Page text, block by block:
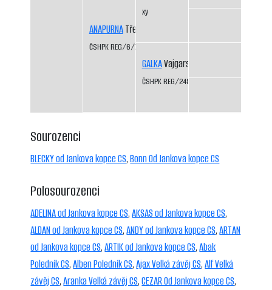
ANAPURNATřeboň-Kopeček CS
ČSHPK REG/6/77
xy
GALKAVajgarské vrchy CS
ČSHPK REG/2484/72
Sourozenci
BLECKY od Jankova kopce CS,Bonn Od Jankova kopce CS
Polosourozenci
ADELINA od Jankova kopce CS,AKSAS od Jankova kopce CS,
ALDAN od Jankova kopce CS,ANDY od Jankova kopce CS,ARTAN
od Jankova kopce CS,ARTIK od Jankova kopce CS,Abak
Poledník CS,Alben Poledník CS,Ajax Velká závěj CS,Alf Velká
závěj CS,Aranka Velká závěj CS,CEZAR Od Jankova kopce CS,